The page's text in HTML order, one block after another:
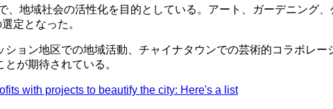
地域社会の活性化を目的としている。アート、ガーデニング
定となった。
ョン地区での地域活動、チャイナタウンでの芸術的コラボレ
が期待されている。
with projects to beautify the city: Here's a list